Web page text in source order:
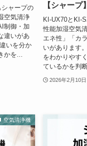
ャープの
空気清浄
制御・加
違いがあ
いを分か
かを...
【シャープ
KI-UX70とKI-
性能加湿空気
エネ性」「カ
いがあります
をわかりやす
ているかを判
2026年2月10日
空気清浄機